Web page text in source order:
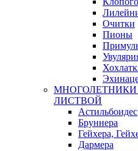
Очитки
Пионы
МНОГОЛЕТНИКИ
ЛИСТВОЙ
Астильбоидес
Бруннера
Гейхера,
Дармера